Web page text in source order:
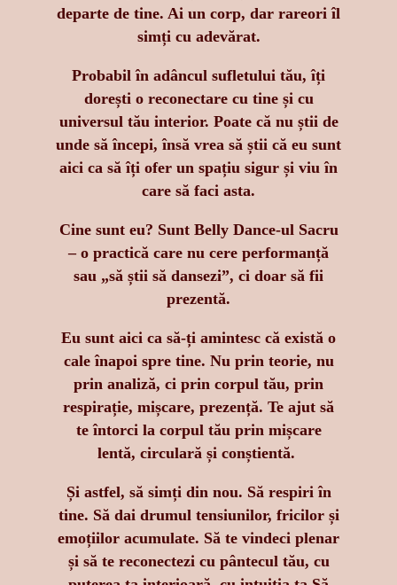
departe de tine. Ai un corp, dar rareori îl
simți cu adevărat.
Probabil în adâncul sufletului tău, îți
dorești o reconectare cu tine și cu
universul tău interior. Poate că nu știi de
unde să începi, însă vrea să știi că eu sunt
aici ca să îți ofer un spațiu sigur și viu în
care să faci asta.
Cine sunt eu? Sunt Belly Dance-ul Sacru
– o practică care nu cere performanță
sau „să știi să dansezi”, ci doar să fii
prezentă.
Eu sunt aici ca să-ți amintesc că există o
cale înapoi spre tine. Nu prin teorie, nu
prin analiză, ci prin corpul tău, prin
respirație, mișcare, prezență. Te ajut să
te întorci la corpul tău prin mișcare
lentă, circulară și conștientă.
Și astfel, să simți din nou. Să respiri în
tine. Să dai drumul tensiunilor, fricilor și
emoțiilor acumulate. Să te vindeci plenar
și să te reconectezi cu pântecul tău, cu